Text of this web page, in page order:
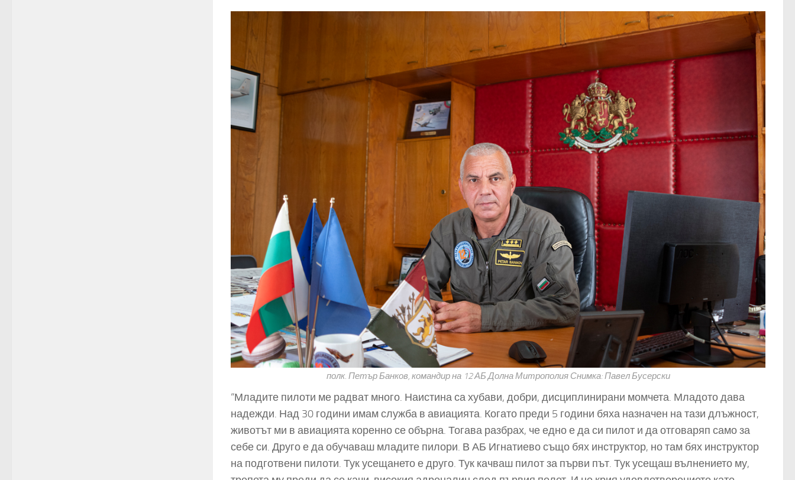
полк. Петър Банков, командир на 12 АБ Долна Митрополия Снимка: Павел Бусерски
“Младите пилоти ме радват много. Наистина са хубави, добри, дисциплинирани момчета. Младото дава
надежди. Над 30 години имам служба в авиацията. Когато преди 5 години бяха назначен на тази длъжност,
животът ми в авиацията коренно се обърна. Тогава разбрах, че едно е да си пилот и да отговаряп само за
себе си. Друго е да обучаваш младите пилори. В АБ Игнатиево също бях инструктор, но там бях инструктор
на подготвени пилоти. Тук усещането е друго. Тук качваш пилот за първи път. Тук усещаш вълнението му,